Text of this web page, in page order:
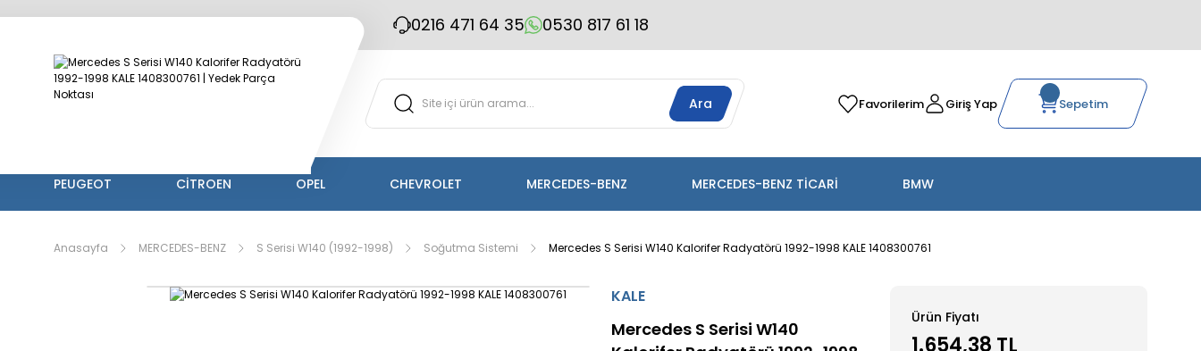
0216 471 64 35 0530 817 61 18
Ara Favorilerim Giriş Yap Sepetim
PEUGEOT CİTROEN OPEL CHEVROLET MERCEDES-BENZ MERCEDES-BENZ TİCARİ BMW
Anasayfa MERCEDES-BENZ S Serisi W140 (1992-1998) Soğutma Sistemi Mercedes S Serisi W140 Kalorifer Radyatörü 1992-1998 KALE 1408300761
KALE
Mercedes S Serisi W140
Ürün Fiyatı
1.654,38 TL